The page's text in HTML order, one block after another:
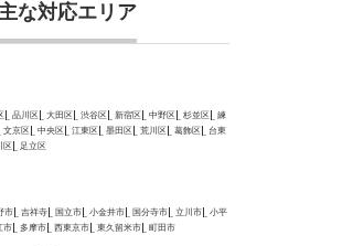
な対応エリア
品川区 大田区 渋谷区 新宿区 中野区 杉並区
練
文京区 中央区 江東区 墨田区 荒川区 葛飾区
台東
区 足立区
市 吉祥寺 国立市 小金井市 国分寺市 立川市
小平
市 多摩市 西東京市 東久留米市 町田市